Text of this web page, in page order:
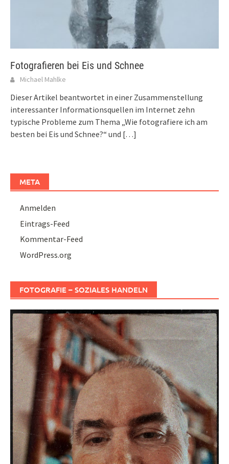
Fotografieren bei Eis und Schnee
Michael Mahlke
Dieser Artikel beantwortet in einer Zusammenstellung
interessanter Informationsquellen im Internet zehn
typische Probleme zum Thema „Wie fotografiere ich am
besten bei Eis und Schnee?“ und […]
META
Anmelden
Eintrags-Feed
Kommentar-Feed
WordPress.org
FOTOGRAFIE – SOZIALES HANDELN